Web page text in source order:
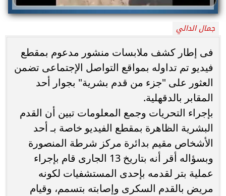
جمال الدالي
فى إطار كشف ملابسات منشور مدعوم بمقطع
فيديو تم تداوله بمواقع التواصل الإجتماعى تضمن
العثور على "جزء من قدم بشرية" بجوار أحد
المقابر بالدقهلية.
بإجراء التحريات وجمع المعلومات تبين أن القدم
البشرية الظاهرة بمقطع الفيديو خاصة بـ أحد
الأشخاص مقيم بدائرة مركز شرطة المنصورة
وبسؤاله أقر أنه بتاريخ 13 الجارى قام بإجراء
عملية بتر لقدمه بإحدى المستشفيات لكونه
مريض بالقدم السكرى وإصابته بتسمم، وقيام